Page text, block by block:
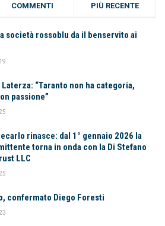
COMMENTI PIÙ RECENTE
società rossoblu da il benservito ai
Laterza: “Taranto non ha categoria,
passione”
rinasce: dal 1° gennaio 2026 la
torna in onda con la Di Stefano
LLC
confermato Diego Foresti